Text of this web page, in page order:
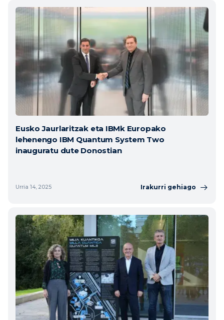
Eusko Jaurlaritzak eta IBMk Europako
lehenengo IBM Quantum System Two
inauguratu dute Donostian
Urria 14, 2025 Irakurri gehiago